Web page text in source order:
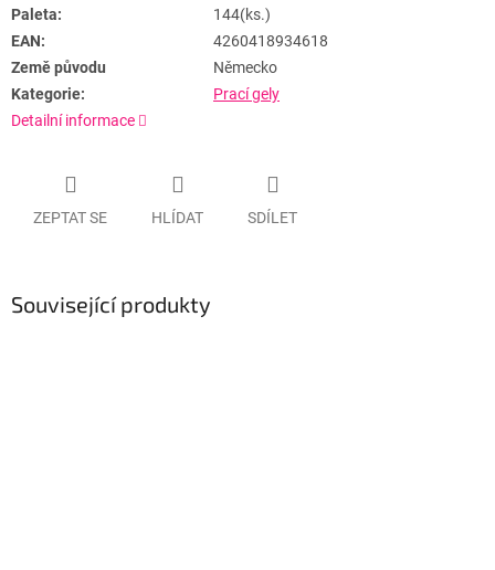
Paleta:
144(ks.)
EAN:
4260418934618
Země původu
Německo
Kategorie:
Prací gely
Detailní informace
ZEPTAT SE HLÍDAT SDÍLET
Související produkty